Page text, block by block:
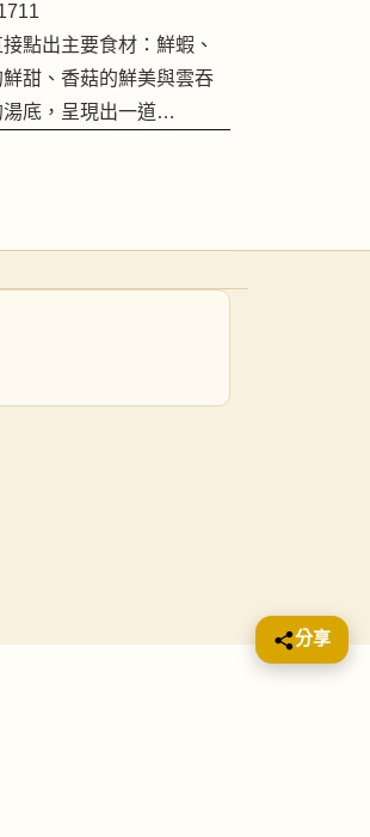
點出主要食材：鮮蝦、
甜、香菇的鮮美與雲吞
湯底，呈現出一道…
分享